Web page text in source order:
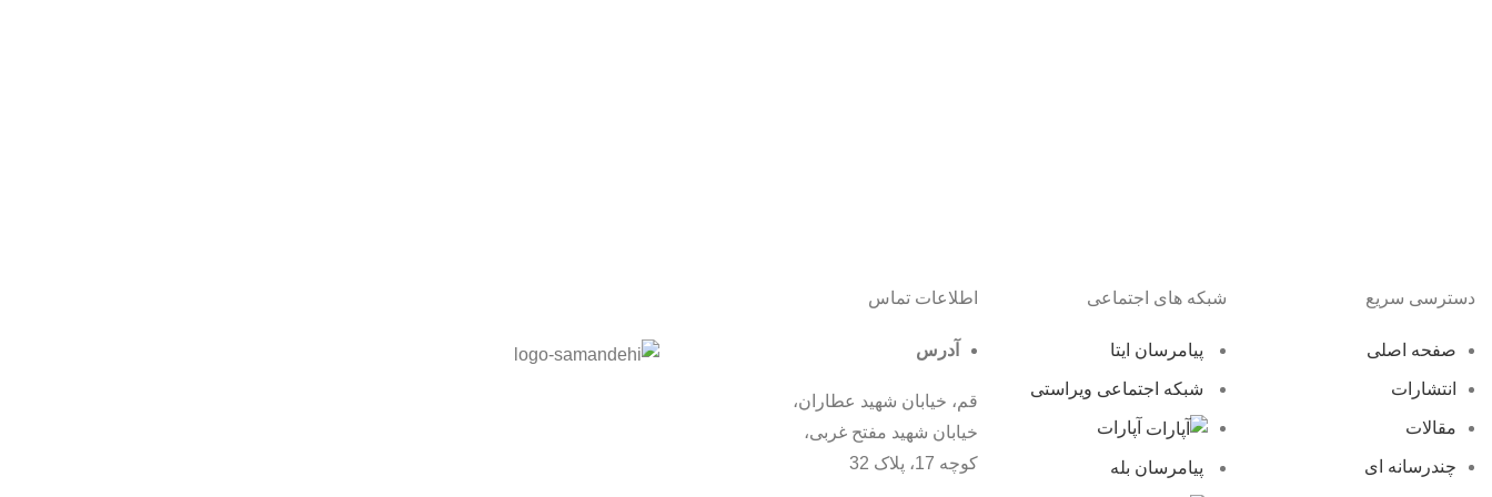
دسترسی سریع
صفحه اصلی
انتشارات
مقالات
چندرسانه ای
شبکه های اجتماعی
پیامرسان ایتا
شبکه اجتماعی ویراستی
آپارات
پیامرسان بله
اطلاعات تماس
آدرس
قم، خیابان شهید عطاران،
خیابان شهید مفتح غربی،
کوچه 17، پلاک 32